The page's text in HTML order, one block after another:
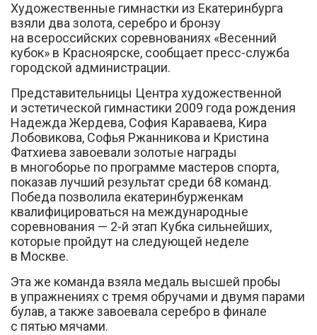
Вконтакте
Художественные гимнастки из Екатеринбурга
взяли два золота, серебро и бронзу
на всероссийских соревнованиях «Весенний
кубок» в Красноярске, сообщает пресс-служба
городской администрации.
Представительницы Центра художественной
и эстетической гимнастики 2009 года рождения
Надежда Жердева, София Караваева, Кира
Лобовикова, Софья Ржанникова и Кристина
Фатхиева завоевали золотые награды
в многоборье по программе мастеров спорта,
показав лучший результат среди 68 команд.
Победа позволила екатеринбурженкам
квалифицироваться на международные
соревнования — 2-й этап Кубка сильнейших,
которые пройдут на следующей неделе
в Москве.
Эта же команда взяла медаль высшей пробы
в упражнениях с тремя обручами и двумя парами
булав, а также завоевала серебро в финале
с пятью мячами.